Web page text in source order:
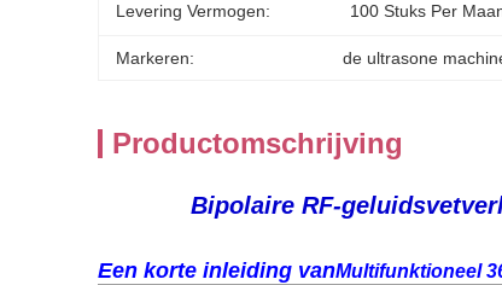
Levering Vermogen: 100 Stuks Per
Markeren: de ultrasone
Productomschrijving
Bipolaire RF-
Een korte inleiding vanMultifunktioneel